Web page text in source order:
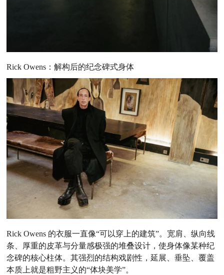
Rick Owens：解构后的纪念碑式身体
Rick Owens 的衣服一直像“可以穿上的建筑”。宽肩、纵向线
条、厚重的皮革与分量感极强的堆叠设计，使身体像某种纪
念碑的核心柱体。其强烈的结构戏剧性，延展、垂坠、覆盖
本质上就是粗野主义的“体块美学”。